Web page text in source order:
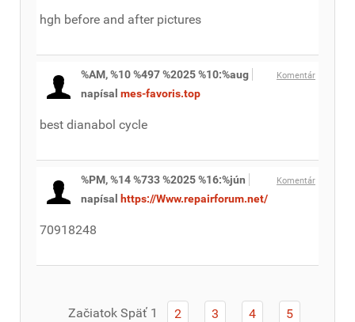
hgh before and after pictures
Komentár
%AM, %10 %497 %2025 %10:%aug
napísal mes-favoris.top
best dianabol cycle
Komentár
%PM, %14 %733 %2025 %16:%jún
napísal
https://Www.repairforum.net/
70918248
Začiatok Späť 1 2 3 4
5